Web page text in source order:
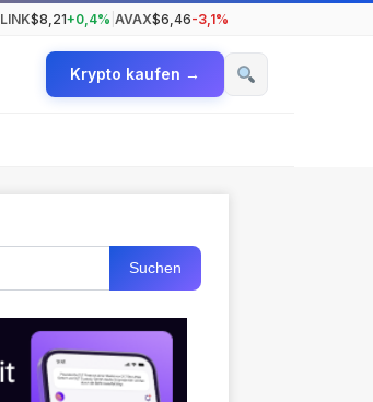
LINK$8,21+0,4% AVAX$6,46-3,1%
Krypto kaufen →
Suchen